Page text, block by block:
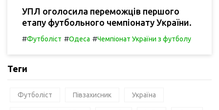
УПЛ оголосила переможців першого
етапу футбольного чемпіонату України.
#Футболіст #Одеса #Чемпіонат України з футболу
Теги
Футболіст Півзахисник Україна